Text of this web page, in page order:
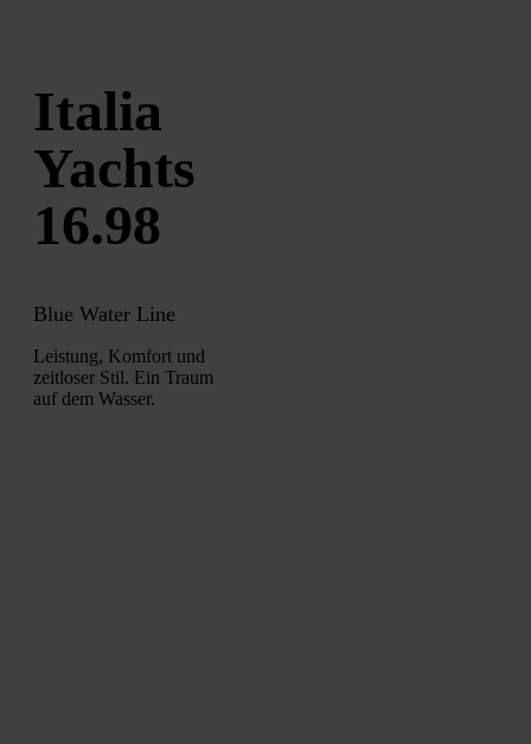
Italia
Yachts
16.98
Blue Water Line
Leistung, Komfort und
zeitloser Stil. Ein Traum
auf dem Wasser.